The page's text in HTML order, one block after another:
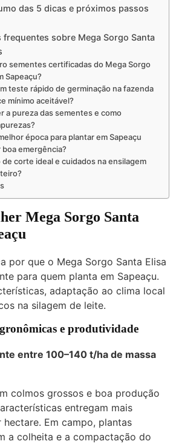
das 5 dicas e próximos passos
frequentes sobre Mega Sorgo Santa
sementes certificadas do Mega Sorgo
Sapeaçu?
teste rápido de germinação na fazenda
mínimo aceitável?
a pureza das sementes e como
época para plantar em Sapeaçu
boa emergência?
de corte ideal e cuidados na ensilagem
Mega Sorgo Santa
por que o Mega Sorgo Santa Elisa
para quem planta em Sapeaçu.
adaptação ao clima local
na silagem de leite.
e produtividade
entre 100–140 t/ha de massa
colmos grossos e boa produção
entregam mais
Em campo, plantas
a colheita e a compactação do